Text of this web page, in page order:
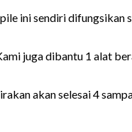
ini sendiri difungsikan
juga dibantu 1 alat
akan selesai 4